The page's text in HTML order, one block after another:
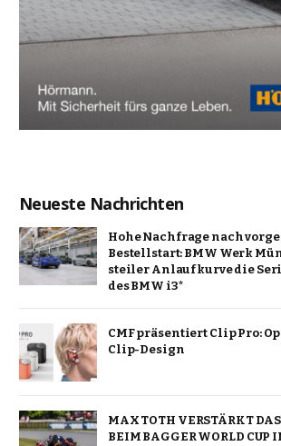
Neueste Nachrichten
Hohe Nachfrage nach
Bestellstart: BMW Werk
steiler Anlaufkurve die
des BMW i3*
CMF präsentiert Clip Pro:
Clip-Design
MAX TOTH VERSTÄRKT
BEIM BAGGER WORLD CUP